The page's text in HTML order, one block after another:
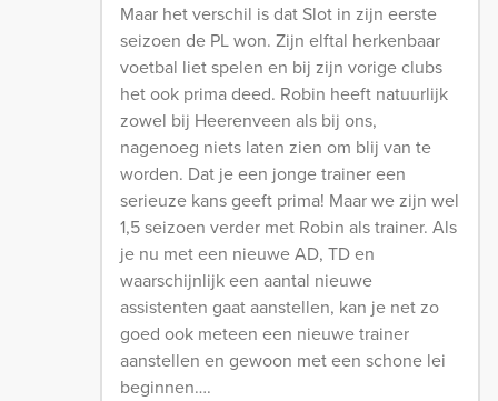
Maar het verschil is dat Slot in zijn eerste
seizoen de PL won. Zijn elftal herkenbaar
voetbal liet spelen en bij zijn vorige clubs
het ook prima deed. Robin heeft natuurlijk
zowel bij Heerenveen als bij ons,
nagenoeg niets laten zien om blij van te
worden. Dat je een jonge trainer een
serieuze kans geeft prima! Maar we zijn wel
1,5 seizoen verder met Robin als trainer. Als
je nu met een nieuwe AD, TD en
waarschijnlijk een aantal nieuwe
assistenten gaat aanstellen, kan je net zo
goed ook meteen een nieuwe trainer
aanstellen en gewoon met een schone lei
beginnen….